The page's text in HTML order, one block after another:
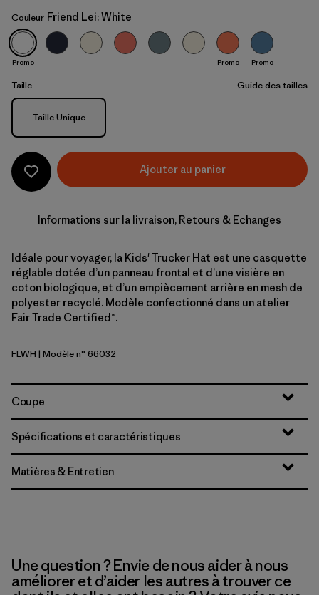
Friend Lei: White
Couleur Friend Lei: White
Promo Promo Promo
Taille Guide des tailles
Taille
Taille Unique
Ajouter au panier
Informations sur la livraison, Retours & Echanges
Idéale pour voyager, la Kids' Trucker Hat est une casquette
réglable dotée d’un panneau frontal et d’une visière en
coton biologique, et d’un empiècement arrière en mesh de
polyester recyclé. Modèle confectionné dans un atelier
Fair Trade Certified™.
Friend Lei: White
FLWH | Modèle n° 66032
Coupe
Spécifications et caractéristiques
Matières & Entretien
Une question ? Envie de nous aider à nous
améliorer et d’aider les autres à trouver ce